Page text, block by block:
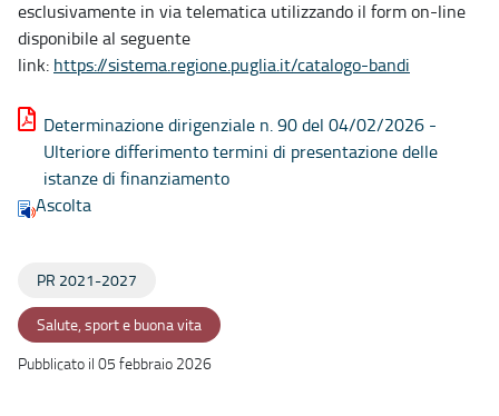
esclusivamente in via telematica utilizzando il form on-line
disponibile al seguente
link: https://sistema.regione.puglia.it/catalogo-bandi
Determinazione dirigenziale n. 90 del 04/02/2026 -
Ulteriore differimento termini di presentazione delle
istanze di finanziamento
Ascolta
PR 2021-2027
Salute, sport e buona vita
Pubblicato il 05 febbraio 2026